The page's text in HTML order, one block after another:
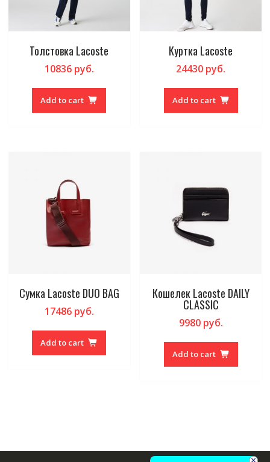
Толстовка Lacoste
10836руб.
Add to cart
Куртка Lacoste
24430 руб.
Add to cart
Сумка Lacoste DUO BAG
17486руб.
Add to cart
Кошелек Lacoste DAILY
CLASSIC
9980руб.
Add to cart